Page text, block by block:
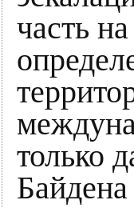
часть
только